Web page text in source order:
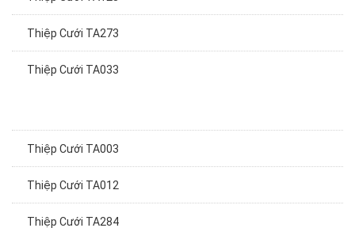
Thiệp Cưới TA273
Thiệp Cưới TA033
Thiệp Cưới TA003
Thiệp Cưới TA012
Thiệp Cưới TA284